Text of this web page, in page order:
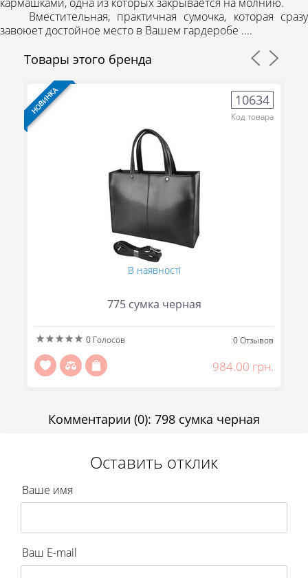
Отправить
Сообщить
(095) 706-69-33
(067) 863-50-24
(093) 107-55-85
Передзвоніть мені
Вместительная, практичная сумочка, которая сразу
завоюет достойное место в Вашем гардеробе ....
Товары этого бренда
НОВИНКА 10634
Код товара
В наявності
775 сумка черная
0 Голосов 0Отзывов
984.00 грн.
Комментарии (0): 798 сумка черная
Оставить отклик
Ваше имя
Ваш E-mail